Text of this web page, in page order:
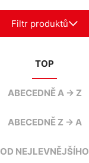
Filtr produktů
TOP
ABECEDNĚ A -> Z
ABECEDNĚ Z -> A
OD NEJLEVNĚJŠÍHO